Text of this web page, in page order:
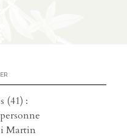
(41) :
Martin